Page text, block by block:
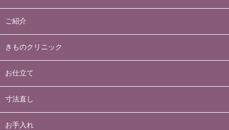
ご紹介
きものクリニック
お仕立て
寸法直し
お手入れ